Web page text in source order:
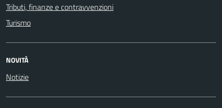
Tributi, finanze e contravvenzioni
Turismo
NOVITÀ
Notizie